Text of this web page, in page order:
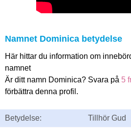
Namnet Dominica betydelse
Här hittar du information om
namnet
Är ditt namn Dominica? Svara på 5
förbättra denna profil.
Betydelse: Tillhör Gud